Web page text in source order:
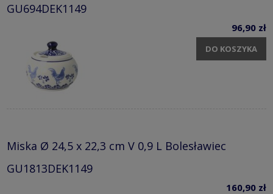
GU694DEK1149
96,90 zł
DO KOSZYKA
Miska Ø 24,5 x 22,3 cm V 0,9 L Bolesławiec
GU1813DEK1149
160,90 zł